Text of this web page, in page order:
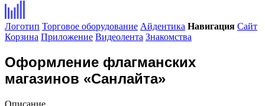
Логотип Торговое оборудование Айдентика Навигация Сайт
Корзина Приложение Видеолента Знакомства
Оформление флагманских
магазинов «Санлайта»
Описание